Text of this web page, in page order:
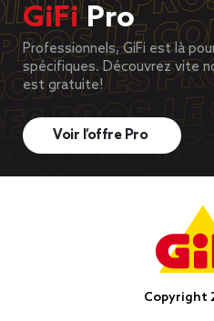
GiFiPro
Professionnels, GiFi est là
spécifiques. Découvrez vite
est gratuite!
Voir l’offre Pro
Copyright